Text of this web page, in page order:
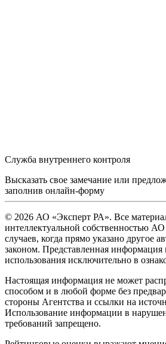
Служба внутреннего контроля
Высказать свое замечание или
заполнив онлайн-форму
© 2026 АО «Эксперт РА». Все
интеллектуальной собственностью
случаев, когда прямо указано другое
законом. Представленная информация
использования исключительно в
Настоящая информация не может
способом и в любой форме без
стороны Агентства и ссылки на
Использование информации в
требований запрещено.